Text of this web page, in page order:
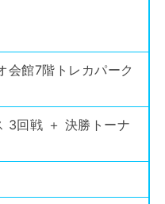
会館7階トレカパーク
3回戦 ＋ 決勝トーナ